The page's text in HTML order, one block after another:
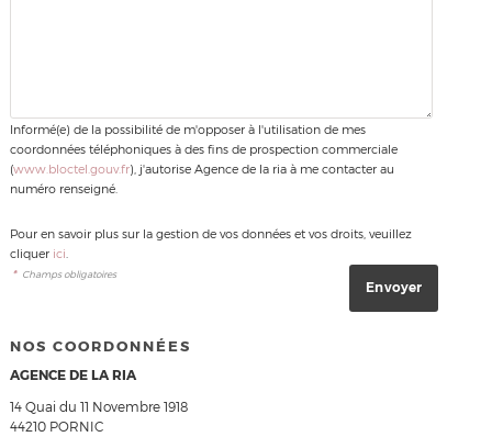
Informé(e) de la possibilité de m'opposer à l'utilisation de mes
coordonnées téléphoniques à des fins de prospection commerciale
(www.bloctel.gouv.fr), j'autorise Agence de la ria à me contacter au
numéro renseigné.
Pour en savoir plus sur la gestion de vos données et vos droits, veuillez
cliquer ici.
* Champs obligatoires
NOS COORDONNÉES
AGENCE DE LA RIA
14 Quai du 11 Novembre 1918
44210 PORNIC